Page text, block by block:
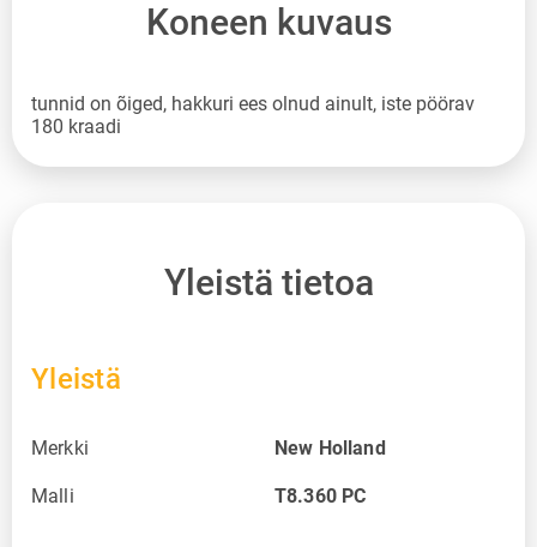
Koneen kuvaus
tunnid on õiged, hakkuri ees olnud ainult, iste pöörav
180 kraadi
Yleistä tietoa
Yleistä
Merkki New Holland
Malli T8.360 PC